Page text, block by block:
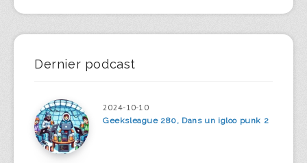
Dernier podcast
2024-10-10
Geeksleague 280, Dans un igloo punk 2